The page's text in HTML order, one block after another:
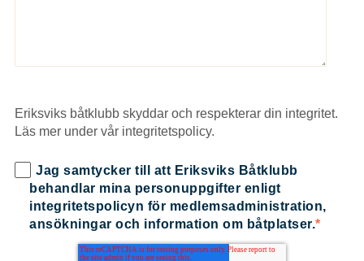
Eriksviks båtklubb skyddar och respekterar din integritet.
Läs mer under vår integritetspolicy.
Jag samtycker till att Eriksviks Båtklubb
behandlar mina personuppgifter enligt
integritetspolicyn för medlemsadministration,
ansökningar och information om båtplatser.*